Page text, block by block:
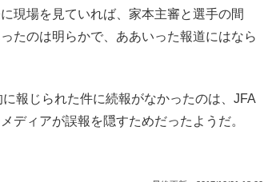
現場を見ていれば、家本主審と選手の間
たのは明らかで、ああいった報道にはなら
に報じられた件に続報がなかったのは、JFA
ディアが誤報を隠すためだったようだ。